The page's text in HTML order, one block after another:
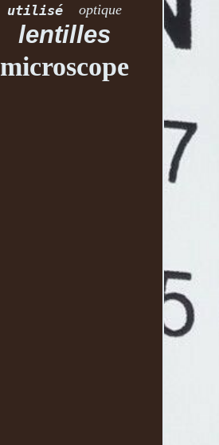
utilisé optique
lentilles
microscope